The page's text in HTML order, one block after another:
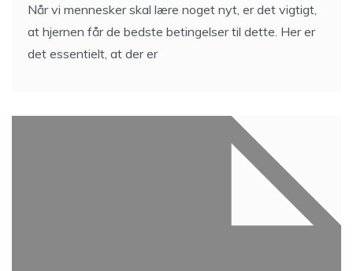
Når vi mennesker skal lære noget nyt, er det vigtigt,
at hjernen får de bedste betingelser til dette. Her er
det essentielt, at der er